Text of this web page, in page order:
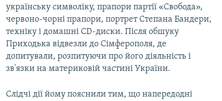
українську символіку, прапори партії «Свобода»,
червоно-чорні прапори, портрет Степана Бандери,
техніку і домашні CD-диски. Після обшуку
Приходька відвезли до Сімферополя, де
допитували, розпитуючи про його діяльність і
зв'язки на материковій частині України.
Слідчі дії йому пояснили тим, що напередодні